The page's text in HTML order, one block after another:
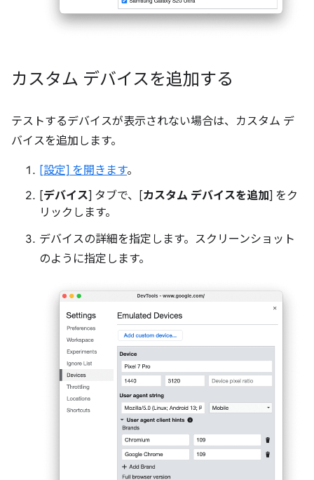
カスタム デバイスを追加する
テストするデバイスが表示されない場合は、カスタム デ
バイスを追加します。
[設定] を開きます。
[デバイス] タブで、[カスタム デバイスを追加] をク
リックします。
デバイスの詳細を指定します。スクリーンショット
のように指定します。